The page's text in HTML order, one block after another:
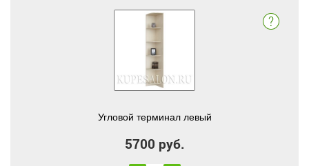
Угловой терминал левый
5700 руб.